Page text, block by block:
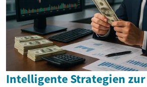
Intelligente Strategien